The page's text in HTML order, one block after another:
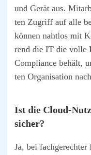
und Gerät aus.
ten Zugriff auf alle
kön­nen naht­los mit
rend die IT die vol­le
Com­pli­ance behält,
ten Orga­ni­sa­ti­on
Ist die Cloud-
sicher?
Ja, bei